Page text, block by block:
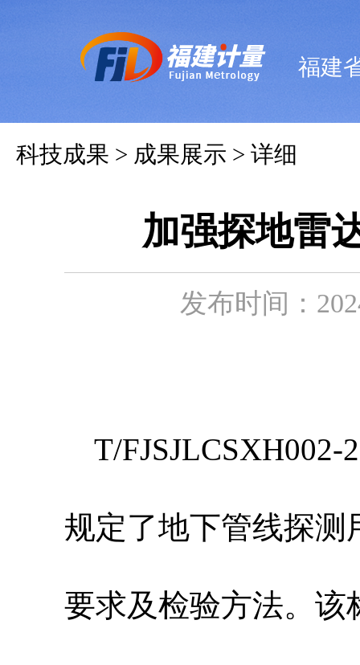
福建
科技成果 > 成果展示 > 详细
加强探地雷
发布时间：
T/
规定了地下管线探测
要求及检验方法。该